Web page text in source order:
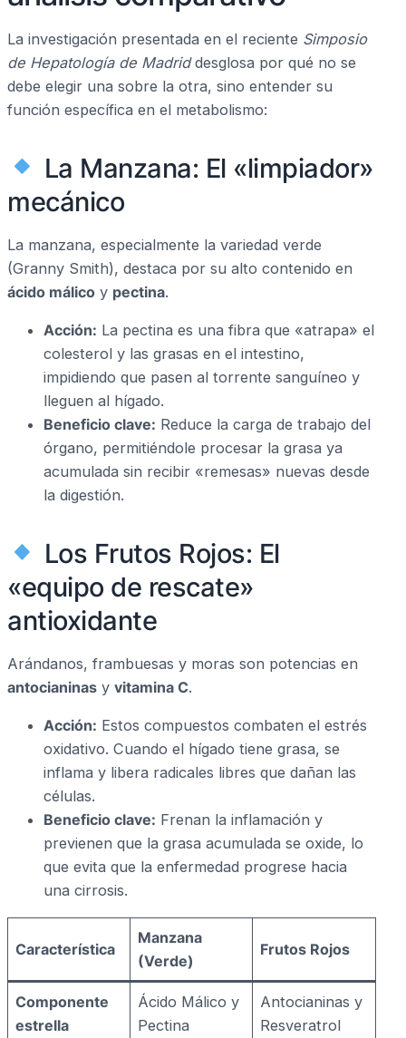
La investigación presentada en el reciente Simposio
de Hepatología de Madriddesglosa por qué no se
debe elegir una sobre la otra, sino entender su
función específica en el metabolismo:
La Manzana: El «limpiador»
mecánico
La manzana, especialmente la variedad verde
(Granny Smith), destaca por su alto contenido en
ácido málico y pectina.
Acción: La pectina es una fibra que «atrapa» el
colesterol y las grasas en el intestino,
impidiendo que pasen al torrente sanguíneo y
lleguen al hígado.
Beneficio clave: Reduce la carga de trabajo del
órgano, permitiéndole procesar la grasa ya
acumulada sin recibir «remesas» nuevas desde
la digestión.
Los Frutos Rojos: El
«equipo de rescate»
antioxidante
Arándanos, frambuesas y moras son potencias en
antocianinas y vitamina C.
Acción: Estos compuestos combaten el estrés
oxidativo. Cuando el hígado tiene grasa, se
inflama y libera radicales libres que dañan las
células.
Beneficio clave: Frenan la inflamación y
previenen que la grasa acumulada se oxide, lo
que evita que la enfermedad progrese hacia
una cirrosis.
Característica
Manzana
(Verde)
Frutos Rojos
Componente
estrella
Ácido Málico y
Pectina
Antocianinas y
Resveratrol